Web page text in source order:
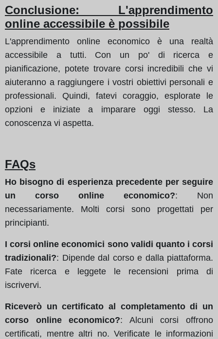
Conclusione: L'apprendimento
online accessibile è possibile
L'apprendimento online economico è una realtà
accessibile a tutti. Con un po' di ricerca e
pianificazione, potete trovare corsi incredibili che vi
aiuteranno a raggiungere i vostri obiettivi personali e
professionali. Quindi, fatevi coraggio, esplorate le
opzioni e iniziate a imparare oggi stesso. La
conoscenza vi aspetta.
FAQs
Ho bisogno di esperienza precedente per seguire
un corso online economico?: Non
necessariamente. Molti corsi sono progettati per
principianti.
I corsi online economici sono validi quanto i corsi
tradizionali?: Dipende dal corso e dalla piattaforma.
Fate ricerca e leggete le recensioni prima di
iscrivervi.
Riceverò un certificato al completamento di un
corso online economico?: Alcuni corsi offrono
certificati, mentre altri no. Verificate le informazioni